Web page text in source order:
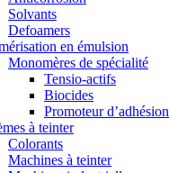
Solvants
Defoamers
en émulsion
Monomères de spécialité
Tensio-actifs
Biocides
Promoteur d’adhésion
à teinter
Colorants
Machines à teinter